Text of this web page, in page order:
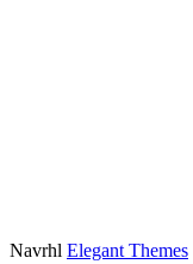
Navrhl Elegant Themes